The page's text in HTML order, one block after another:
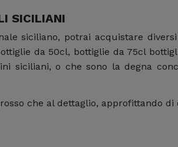
SICILIANI
siciliano, potrai acquistare
da 50cl, bottiglie da 75cl
siciliani, o che sono la degna
che al dettaglio, approfittando